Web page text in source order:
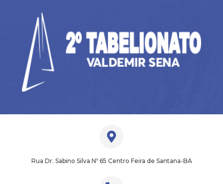
Rua Dr. Sabino Silva Nº 65 Centro Feira de Santana-BA